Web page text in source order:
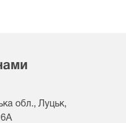
обл., Луцьк,